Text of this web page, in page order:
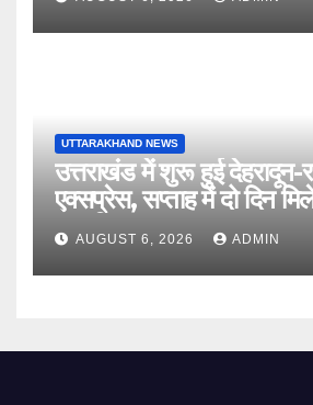
UTTARAKHAND NEWS
उत्तराखंड में शुरू हुई देहरादून-
एक्सप्रेस, सप्ताह में दो दिन
नया विकल्प
AUGUST 6, 2026 ADMIN